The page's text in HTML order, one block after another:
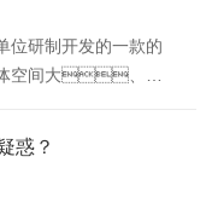
位研制开发的一款的
空间大、装
？